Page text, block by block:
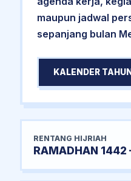
maupun jadwal
sepanjang bulan
KALENDER
RENTANG HIJRIAH
RAMADHAN